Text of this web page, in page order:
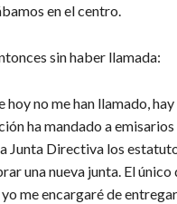
en el centro.
sin haber llamada:
hoy no me han llamado,
ha mandado a
Junta Directiva los
una nueva junta. El
me encargaré de